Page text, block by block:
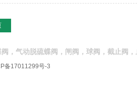
，气动脱硫蝶阀，闸阀，球阀，截止阀
备17011299号-3